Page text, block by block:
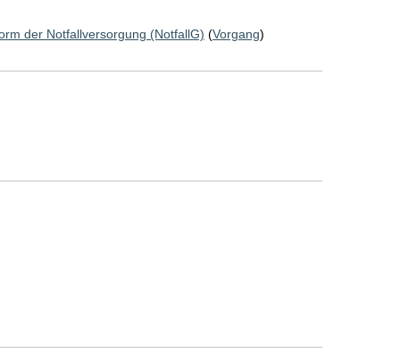
der Notfallversorgung (NotfallG) (Vorgang)